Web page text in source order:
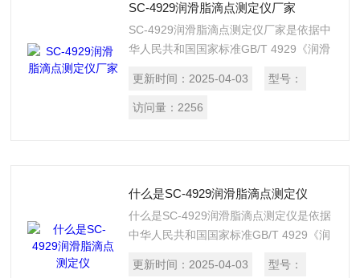
SC-4929润滑脂滴点测定仪厂家
SC-4929润滑脂滴点测定仪厂家是依据中
华人民共和国国家标准GB/T 4929《润滑
适用于测定润滑脂的滴点。本仪器外形精
巧，易于操作，安全性能可靠。
更新时间： 2025-04-03 型号：
访问量： 2256
什么是SC-4929润滑脂滴点测定仪
什么是SC-4929润滑脂滴点测定仪是依据
中华人民共和国国家标准GB/T 4929《润
的。适用于测定润滑脂的滴点。本仪器外
更新时间： 2025-04-03 型号：